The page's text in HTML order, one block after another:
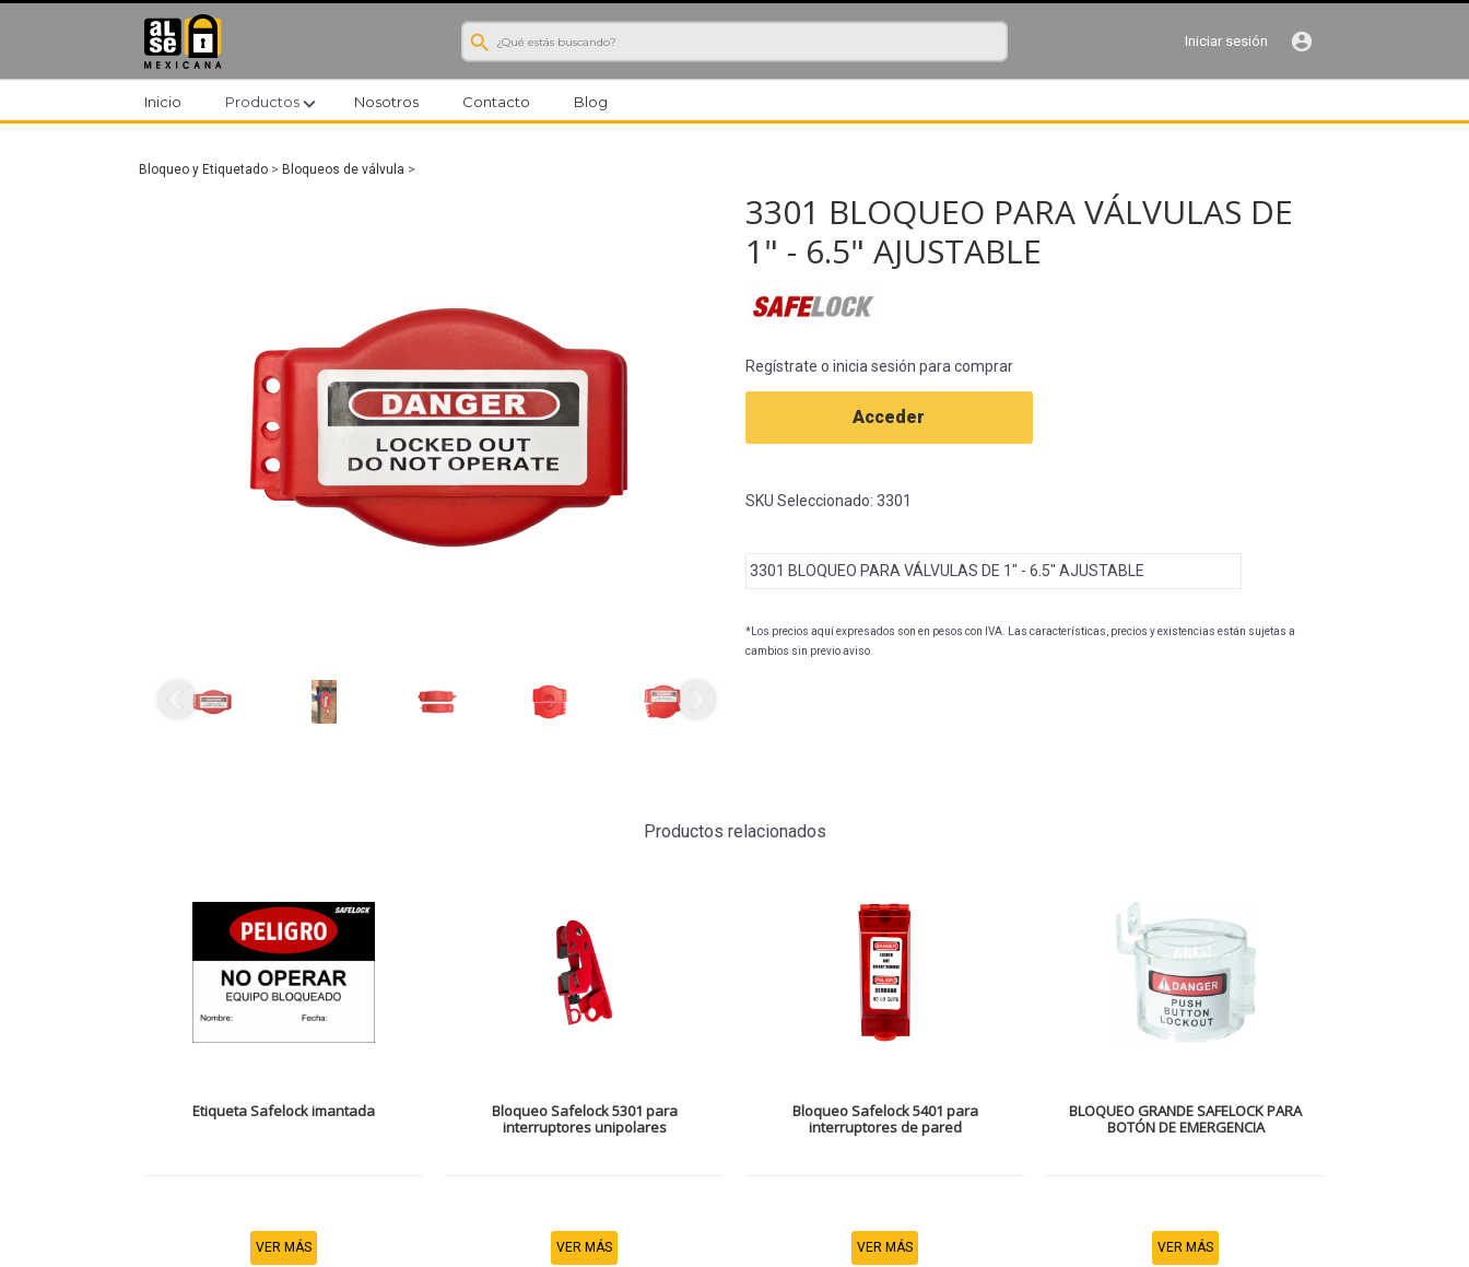
search Iniciar sesión account_circle
Inicio Productosexpand_more Nosotros Contacto Blog
Bloqueo y Etiquetado > Bloqueos de válvula >
3301 BLOQUEO PARA VÁLVULAS DE
1" - 6.5" AJUSTABLE
Regístrate o inicia sesión para comprar
Acceder
SKU Seleccionado: 3301
3301 BLOQUEO PARA VÁLVULAS DE 1" - 6.5" AJUSTABLE
*Los precios aquí expresados son en pesos con IVA. Las características, precios y existencias están sujetas a
cambios sin previo aviso.
Productos relacionados
Etiqueta Safelock imantada
VER MÁS
Bloqueo Safelock 5301 para
interruptores unipolares
VER MÁS
Bloqueo Safelock 5401 para
interruptores de pared
VER MÁS
BLOQUEO GRANDE SAFELOCK PARA
BOTÓN DE EMERGENCIA
VER MÁS